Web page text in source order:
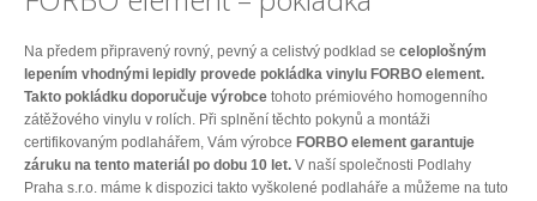
Na předem připravený rovný, pevný a celistvý podklad se celoplošným
lepením vhodnými lepidly provede pokládka vinylu FORBO element.
Takto pokládku doporučuje výrobce tohoto prémiového homogenního
zátěžového vinylu v rolích. Při splnění těchto pokynů a montáži
certifikovaným podlahářem, Vám výrobce FORBO element garantuje
záruku na tento materiál po dobu 10 let. V naší společnosti Podlahy
Praha s.r.o. máme k dispozici takto vyškolené podlaháře a můžeme na tuto